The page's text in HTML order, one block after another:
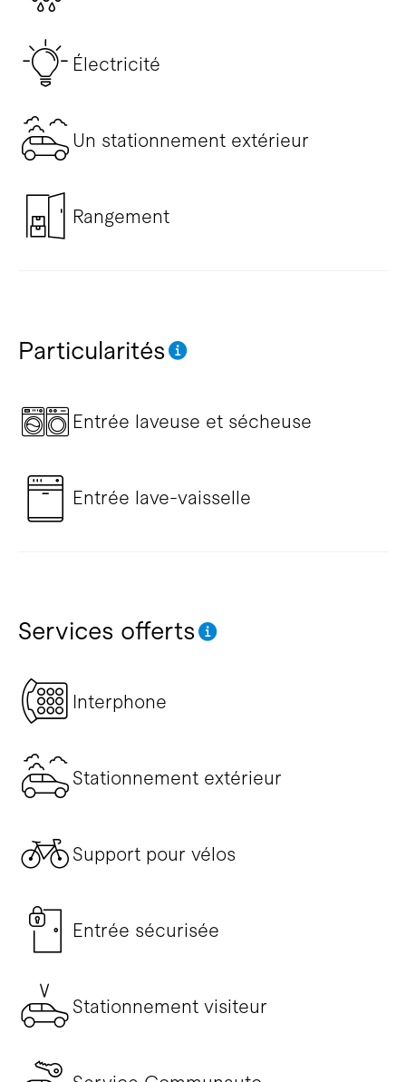
Électricité
Un stationnement extérieur
Rangement
Particularités
Entrée laveuse et sécheuse
Entrée lave-vaisselle
Services offerts
Interphone
Stationnement extérieur
Support pour vélos
Entrée sécurisée
Stationnement visiteur